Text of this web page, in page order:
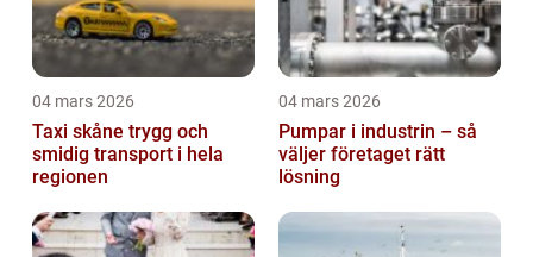
04 mars 2026
Taxi skåne trygg och
smidig transport i hela
regionen
04 mars 2026
Pumpar i industrin – så
väljer företaget rätt
lösning